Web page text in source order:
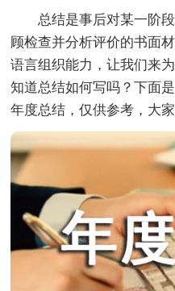
总结是事后对某一阶段
顾检查并分析评价的书面
语言组织能力，让我们来
知道总结如何写吗？下面
年度总结，仅供参考，大